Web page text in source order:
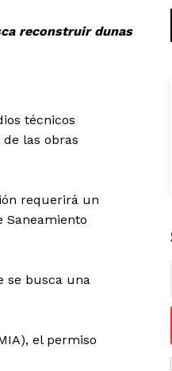
reconstruir dunas
técnicos
las obras
requerirá un
Saneamiento
se busca una
el permiso